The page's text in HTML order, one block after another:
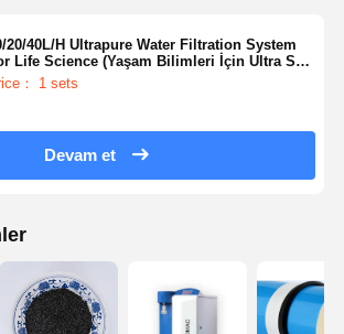
20/40L/H Ultrapure Water Filtration System
Life Science (Yaşam Bilimleri İçin Ultra Saf
Filtrasyon Sistemi)
： 1 sets
Devam et